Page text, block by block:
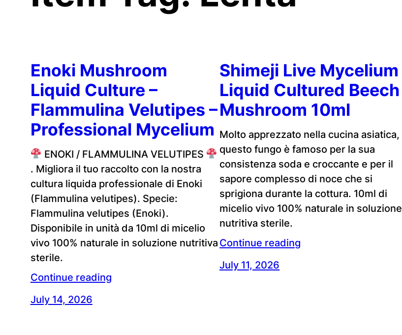
Enoki Mushroom
Liquid Culture –
Flammulina Velutipes –
Professional Mycelium
ENOKI / FLAMMULINA VELUTIPES
. Migliora il tuo raccolto con la nostra
cultura liquida professionale di Enoki
(Flammulina velutipes). Specie:
Flammulina velutipes (Enoki).
Disponibile in unità da 10ml di micelio
vivo 100% naturale in soluzione nutritiva
sterile.
Continue reading
July 14, 2026
Shimeji Live Mycelium
Liquid Cultured Beech
Mushroom 10ml
Molto apprezzato nella cucina asiatica,
questo fungo è famoso per la sua
consistenza soda e croccante e per il
sapore complesso di noce che si
sprigiona durante la cottura. 10ml di
micelio vivo 100% naturale in soluzione
nutritiva sterile.
Continue reading
July 11, 2026